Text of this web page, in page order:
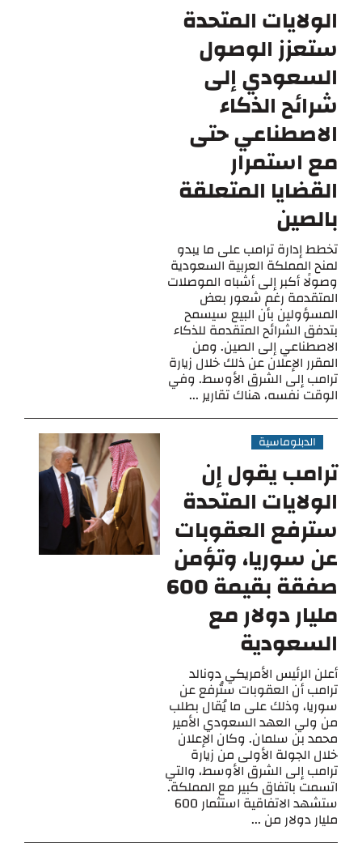
الولايات المتحدة
ستعزز الوصول
السعودي إلى
شرائح الذكاء
الاصطناعي حتى
مع استمرار
القضايا المتعلقة
بالصين
تخطط إدارة ترامب على ما يبدو
لمنح المملكة العربية السعودية
وصولًا أكبر إلى أشباه الموصلات
المتقدمة رغم شعور بعض
المسؤولين بأن البيع سيسمح
بتدفق الشرائح المتقدمة للذكاء
الاصطناعي إلى الصين. ومن
المقرر الإعلان عن ذلك خلال زيارة
ترامب إلى الشرق الأوسط. وفي
الوقت نفسه، هناك تقارير ...
الدبلوماسية
ترامب يقول إن
الولايات المتحدة
سترفع العقوبات
عن سوريا، وتؤمن
صفقة بقيمة 600
مليار دولار مع
السعودية
أعلن الرئيس الأمريكي دونالد
ترامب أن العقوبات ستُرفع عن
سوريا، وذلك على ما يُقال بطلب
من ولي العهد السعودي الأمير
محمد بن سلمان. وكان الإعلان
خلال الجولة الأولى من زيارة
ترامب إلى الشرق الأوسط، والتي
اتسمت باتفاق كبير مع المملكة.
ستشهد الاتفاقية استثمار 600
مليار دولار من ...